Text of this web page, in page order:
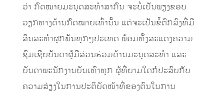
ວ່າ ກົດໝາຍມະນຸດສະທຳສາກົນ ຈະບໍ່ເປັນພຽງຂອບ
ວຽກທາງດ້ານກົດໝາຍເທົ່ານັ້ນ ແຕ່ຈະເປັນຂໍ້ຕົກລົງທີ່ມີ
ສິນລະທຳຜູກພັນທຸກໆປະເທດ ພ້ອມທັ້ງສະແດງຄວາມ
ຊົມເຊີຍບັນດາຜູ້ມີສ່ວນຮ່ວມດ້ານມະນຸດສະທຳ ແລະ
ບັນດາພະນັກງານບັນເທົາທຸກ ຜູ້ທີ່ຍາມໃດກໍປະສົບກັບ
ຄວາມສ່ຽງໃນການປະຕິບັດໜ້າທີ່ຂອງຕົນໃນການ